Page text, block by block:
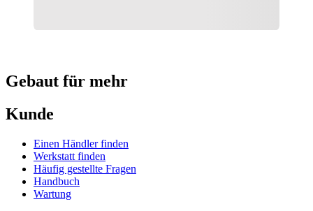
Gebaut für mehr
Kunde
Einen Händler finden
Werkstatt finden
Häufig gestellte Fragen
Handbuch
Wartung